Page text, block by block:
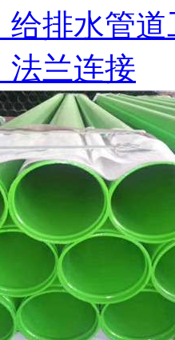
给排水管道
法兰连接